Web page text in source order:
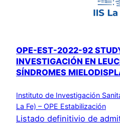
OPE-EST-2022-92
INVESTIGACIÓN EN
SÍNDROMES
Instituto de Investigación
La Fe) – OPE Estabilización
Listado definitivio de